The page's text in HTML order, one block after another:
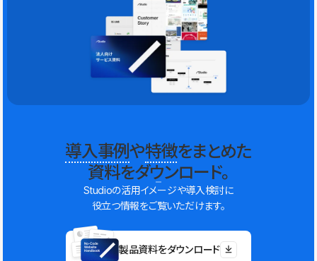
導入事例や特徴をまとめた
資料をダウンロード。
Studioの活用イメージや導入検討に
役立つ情報をご覧いただけます。
製品資料をダウンロード